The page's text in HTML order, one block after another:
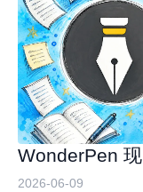
WonderPen
2026-06-09